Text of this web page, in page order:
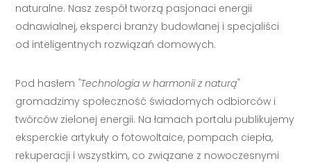
naturalne. Nasz zespół tworzą pasjonaci energii
odnawialnej, eksperci branży budowlanej i specjaliści
od inteligentnych rozwiązań domowych.
Pod hasłem "Technologia w harmonii z naturą"
gromadzimy społeczność świadomych odbiorców i
twórców zielonej energii. Na łamach portalu publikujemy
eksperckie artykuły o fotowoltaice, pompach ciepła,
rekuperacji i wszystkim, co związane z nowoczesnymi